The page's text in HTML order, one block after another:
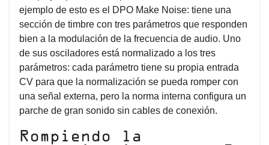
ejemplo de esto es el DPO Make Noise: tiene una
sección de timbre con tres parámetros que responden
bien a la modulación de la frecuencia de audio. Uno
de sus osciladores está normalizado a los tres
parámetros: cada parámetro tiene su propia entrada
CV para que la normalización se pueda romper con
una señal externa, pero la norma interna configura un
parche de gran sonido sin cables de conexión.
Rompiendo la